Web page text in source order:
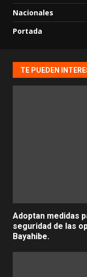
Nacionales
Portada
TE PUEDEN
Adoptan medidas
seguridad de las
Bayahibe.